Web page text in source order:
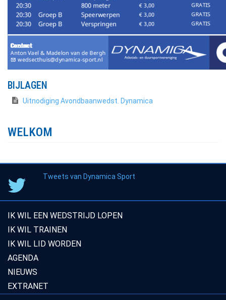
BIJLAGEN
Uitnodiging Avondbaanwedst. Dynamica
WELKOM
Tweets van Dynamica Sport
IK WIL EEN WEDSTRIJD LOPEN
IK WIL TRAINEN
IK WIL LID WORDEN
AGENDA
NIEUWS
EXTRANET